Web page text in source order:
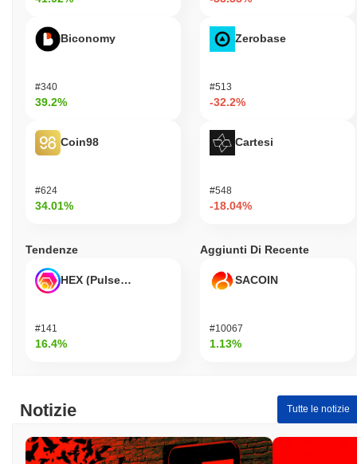
Biconomy
#340
39.2%
Coin98
#624
34.01%
Zerobase
#513
-32.2%
Cartesi
#548
-18.04%
Tendenze
HEX (Pulsechain)
#141
16.4%
Aggiunti Di Recente
SACOIN
#10067
1.13%
Notizie Tutte le notizie